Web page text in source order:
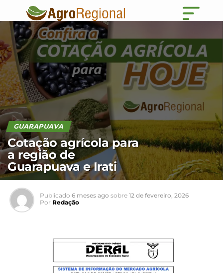
GUARAPUAVA
Cotação agrícola para
a região de
Guarapuava e Irati
Publicado 6 meses ago sobre 12 de fevereiro, 2026
Por Redação